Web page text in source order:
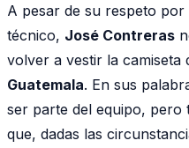
A pesar de su respeto
técnico, José Contreras
volver a vestir la camiseta
Guatemala. En sus
ser parte del equipo, pero
que, dadas las